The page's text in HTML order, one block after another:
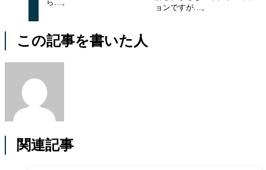
ら…。
ョンですが…。
この記事を書いた人
関連記事